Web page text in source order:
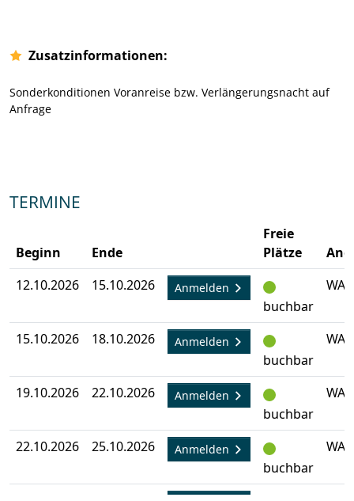
Zusatzinformationen:
Sonderkonditionen Voranreise bzw. Verlängerungsnacht auf
Anfrage
TERMINE
Beginn Ende
Freie
Plätze
12.10.2026
15.10.2026 Anmelden
buchbar
15.10.2026 18.10.2026 Anmelden
buchbar
19.10.2026 22.10.2026 Anmelden
buchbar
22.10.2026 25.10.2026 Anmelden
buchbar